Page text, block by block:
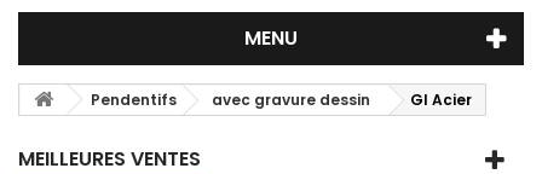
MENU
Pendentifs avec gravure dessin GI Acier
MEILLEURES VENTES